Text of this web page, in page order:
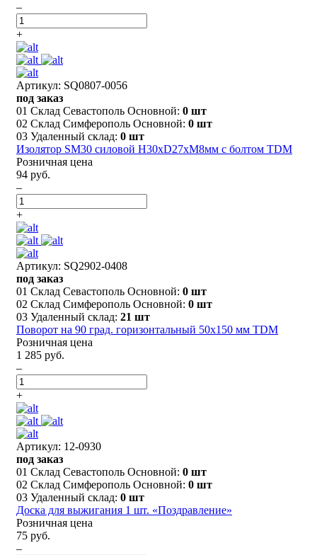
–
+
Артикул: SQ0807-0056
под заказ
01 Склад Севастополь Основной: 0 шт
02 Склад Симферополь Основной: 0 шт
03 Удаленный склад: 0 шт
Изолятор SM30 силовой Н30хD27хМ8мм с болтом TDM
Розничная цена
94 руб.
–
+
Артикул: SQ2902-0408
под заказ
01 Склад Севастополь Основной: 0 шт
02 Склад Симферополь Основной: 0 шт
03 Удаленный склад: 21 шт
Поворот на 90 град. горизонтальный 50х150 мм TDM
Розничная цена
1 285 руб.
–
+
Артикул: 12-0930
под заказ
01 Склад Севастополь Основной: 0 шт
02 Склад Симферополь Основной: 0 шт
03 Удаленный склад: 0 шт
Доска для выжигания 1 шт. «Поздравление»
Розничная цена
75 руб.
–